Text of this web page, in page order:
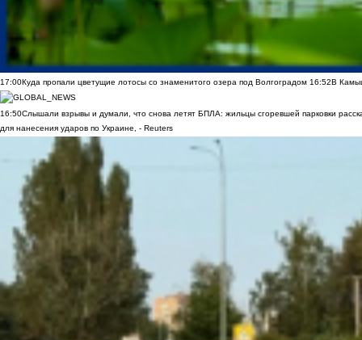
17:00Куда пропали цветущие лотосы со знаменитого озера под Волгоградом 16:52В
16:50Слышали взрывы и думали, что снова летят БПЛА: жильцы сгоревшей парковки
для нанесения ударов по Украине, - Reuters